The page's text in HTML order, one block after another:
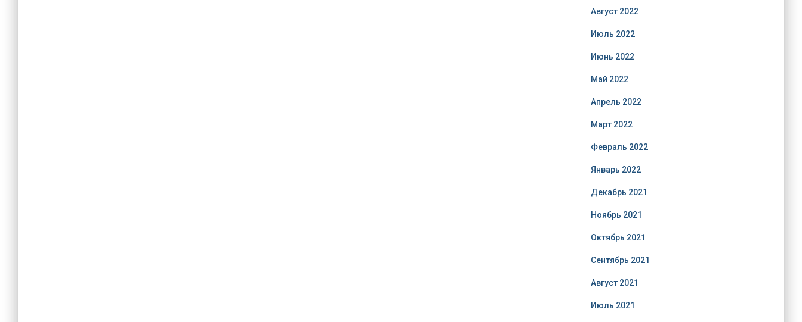
Август 2022
Июль 2022
Июнь 2022
Май 2022
Апрель 2022
Март 2022
Февраль 2022
Январь 2022
Декабрь 2021
Ноябрь 2021
Октябрь 2021
Сентябрь 2021
Август 2021
Июль 2021